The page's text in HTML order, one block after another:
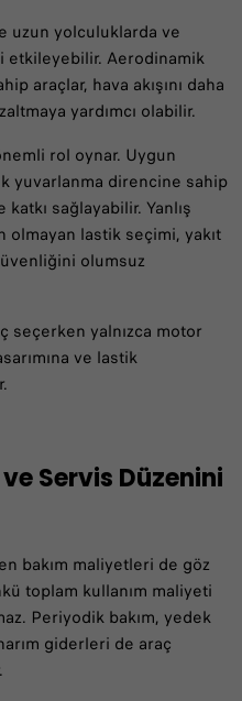
uzun yolculuklarda ve
etkileyebilir. Aerodinamik
araçlar, hava akışını daha
yardımcı olabilir.
rol oynar. Uygun
yuvarlanma direncine sahip
sağlayabilir. Yanlış
olmayan lastik seçimi, yakıt
olumsuz
seçerken yalnızca motor
ve lastik
Servis Düzenini
bakım maliyetleri de göz
toplam kullanım maliyeti
Periyodik bakım, yedek
giderleri de araç